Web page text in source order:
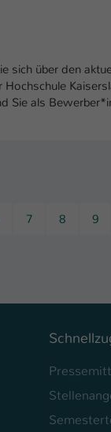
sich über den
Sie als
7 8 9